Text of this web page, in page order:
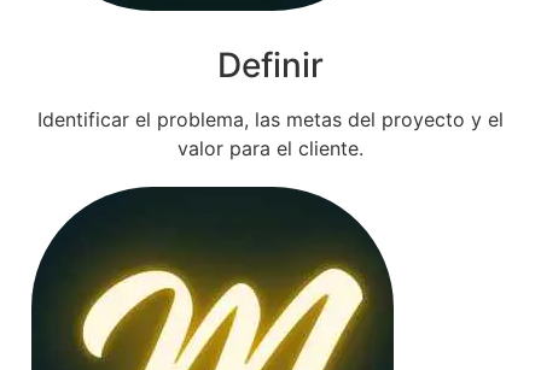
Definir
Identificar el problema, las metas del proyecto y el
valor para el cliente.